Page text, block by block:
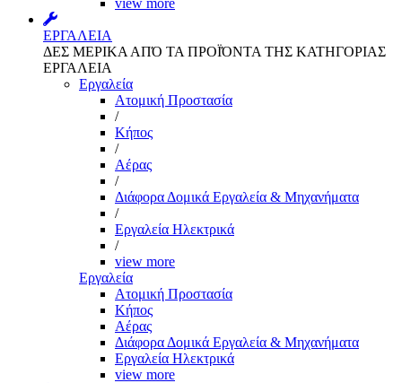
view more
ΕΡΓΑΛΕΙΑ
ΔΕΣ ΜΕΡΙΚΑ ΑΠΌ ΤΑ ΠΡΟΪΌΝΤΑ ΤΗΣ ΚΑΤΗΓΟΡΙΑΣ
ΕΡΓΑΛΕΙΑ
Εργαλεία
Aτομική Προστασία
/
Kήπος
/
Αέρας
/
Διάφορα Δομικά Εργαλεία & Μηχανήματα
/
Εργαλεία Ηλεκτρικά
/
view more
Εργαλεία
Aτομική Προστασία
Kήπος
Αέρας
Διάφορα Δομικά Εργαλεία & Μηχανήματα
Εργαλεία Ηλεκτρικά
view more